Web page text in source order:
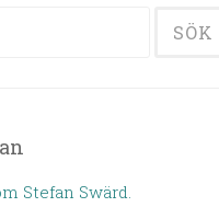
Stefan Swärd.